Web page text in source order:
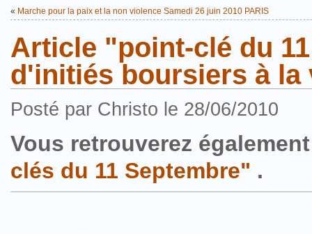
« Marche pour la paix et la non violence Samedi 26 juin 2010 PARIS
Article "point-clé du
d'initiés boursiers à la
Posté par Christo le 28/06/2010
Vous retrouverez
clés du 11 Septembre" .